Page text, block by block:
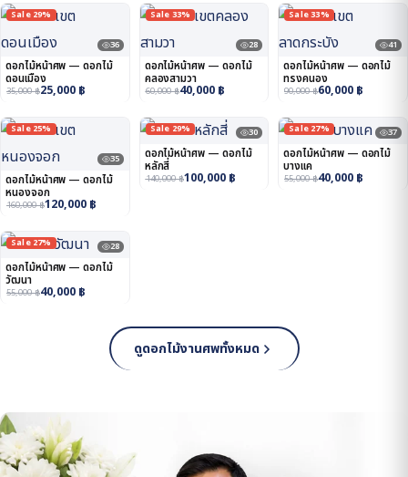
Sale 29%
36
ดอกไม้หน้าศพ — ดอกไม้
ดอนเมือง
35,000฿25,000 ฿
Sale 33%
28
ดอกไม้หน้าศพ — ดอกไม้
คลองสามวา
60,000฿40,000 ฿
Sale 33%
41
ดอกไม้หน้าศพ — ดอกไม้
ทรงคนอง
90,000฿60,000 ฿
Sale 25%
35
ดอกไม้หน้าศพ — ดอกไม้
หนองจอก
160,000฿120,000 ฿
Sale 29% 30
ดอกไม้หน้าศพ — ดอกไม้
หลักสี่
140,000฿100,000 ฿
Sale 27% 37
ดอกไม้หน้าศพ — ดอกไม้
บางแค
55,000฿40,000 ฿
Sale 27% 28
ดอกไม้หน้าศพ — ดอกไม้
วัฒนา
55,000฿40,000 ฿
ดูดอกไม้งานศพทั้งหมด